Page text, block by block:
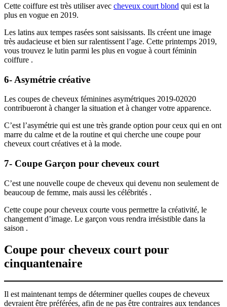
Cette coiffure est très utiliser avec cheveux court blond qui est la
plus en vogue en 2019.
Les latins aux tempes rasées sont saisissants. Ils créent une image
très audacieuse et bien sur ralentissent l’age. Cette printemps 2019,
vous trouvez le lutin parmi les plus en vogue à court féminin
coiffure .
6- Asymétrie créative
Les coupes de cheveux féminines asymétriques 2019-02020
contribueront à changer la situation et à changer votre apparence.
C’est l’asymétrie qui est une très grande option pour ceux qui en ont
marre du calme et de la routine et qui cherche une coupe pour
cheveux court créatives et à la mode.
7- Coupe Garçon pour cheveux court
C’est une nouvelle coupe de cheveux qui devenu non seulement de
beaucoup de femme, mais aussi les célébrités .
Cette coupe pour cheveux courte vous permettre la créativité, le
changement d’image. Le garçon vous rendra irrésistible dans la
saison .
Coupe pour cheveux court pour
cinquantenaire
Il est maintenant temps de déterminer quelles coupes de cheveux
devraient être préférées, afin de ne pas être contraires aux tendances